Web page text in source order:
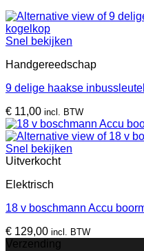
Snel bekijken
Handgereedschap
9 delige haakse
€ 11,00 incl. BTW
Snel bekijken
Uitverkocht
Elektrisch
18 v boschmann Accu
€ 129,00 incl. BTW
Verzending